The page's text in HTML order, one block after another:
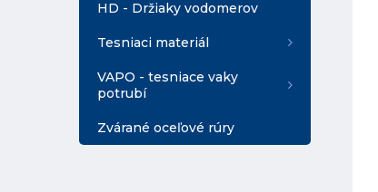
HD - Držiaky vodomerov
Tesniaci materiál
VAPO - tesniace vaky
potrubí
Zvárané oceľové rúry